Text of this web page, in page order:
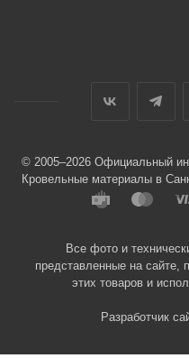
© 2005–2026 Официальный
Кровельные материалы в
Все фото и
представленные на сайте,
этих товаров и
Разработчик